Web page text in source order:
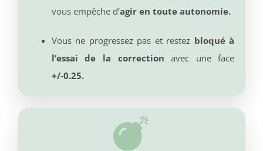
vous empêche d’agir en toute autonomie.
Vous ne progressez pas et restez bloqué à
l’essai de la correction avec une face
+/-0.25.